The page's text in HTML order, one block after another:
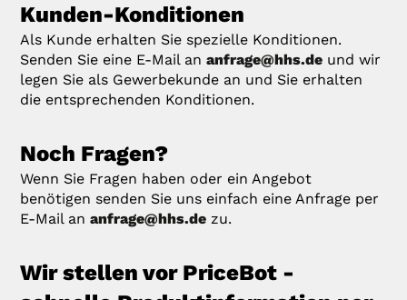
Kunden-Konditionen
Als Kunde erhalten Sie spezielle Konditionen.
Senden Sie eine E-Mail ananfrage@hhs.de und wir
legen Sie als Gewerbekunde an und Sie erhalten
die entsprechenden Konditionen.
Noch Fragen?
Wenn Sie Fragen haben oder ein Angebot
benötigen senden Sie uns einfach eine Anfrage per
E-Mail ananfrage@hhs.de zu.
Wir stellen vor PriceBot -